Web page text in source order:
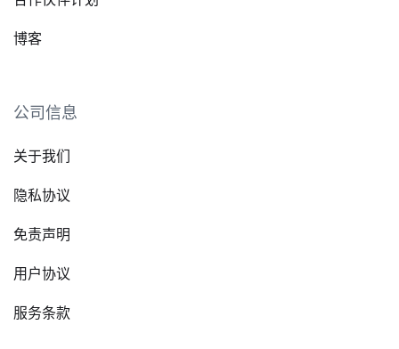
博客
公司信息
关于我们
隐私协议
免责声明
用户协议
服务条款